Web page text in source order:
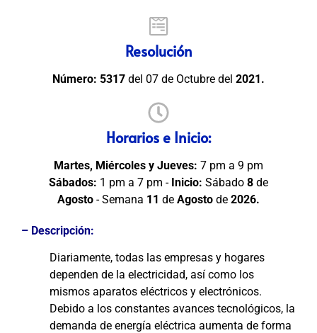
Resolución
Número: 5317 del 07 de Octubre del 2021.
Horarios e Inicio:
Martes, Miércoles y Jueves: 7 pm a 9 pm
Sábados: 1 pm a 7 pm - Inicio: Sábado 8 de
Agosto - Semana 11 de Agosto de 2026.
– Descripción:
Diariamente, todas las empresas y hogares
dependen de la electricidad, así como los
mismos aparatos eléctricos y electrónicos.
Debido a los constantes avances tecnológicos, la
demanda de energía eléctrica aumenta de forma